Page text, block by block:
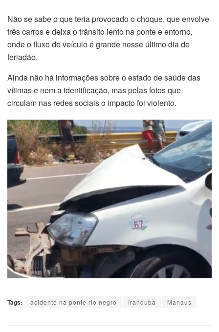
Não se sabe o que teria provocado o choque, que envolve
três carros e deixa o trânsito lento na ponte e entorno,
onde o fluxo de veículo é grande nesse último dia de
feriadão.
Ainda não há informações sobre o estado de saúde das
vítimas e nem a identificação, mas pelas fotos que
circulam nas redes sociais o impacto foi violento.
Tags: acidente na ponte rio negro Iranduba Manaus